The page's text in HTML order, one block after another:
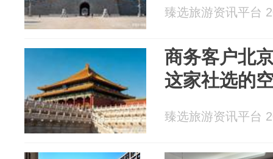
臻选旅游资讯平台
商务客户北
这家社选的
臻选旅游资讯平台